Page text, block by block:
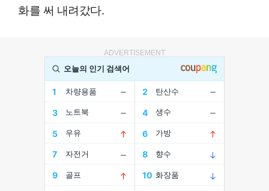
화를 써 내려갔다.
ADVERTISEMENT